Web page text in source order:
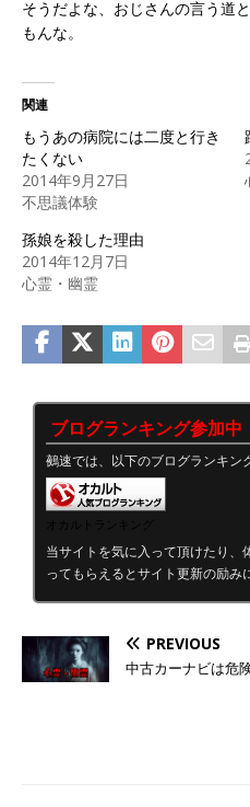
そうだよな、おじさんの言う道
もんな。
関連
もうあの病院には二度と行き
たくない
2014年9月27日
不思議体験
孫娘を殺した理由
2014年12月7日
心霊・幽霊
ブログランキング参加中
鵺速では、以下のブログランキン
当サイトを気に入って頂けたり、
ってもらえるとサイト更新の励み
PREVIOUS
中古カーナビは危